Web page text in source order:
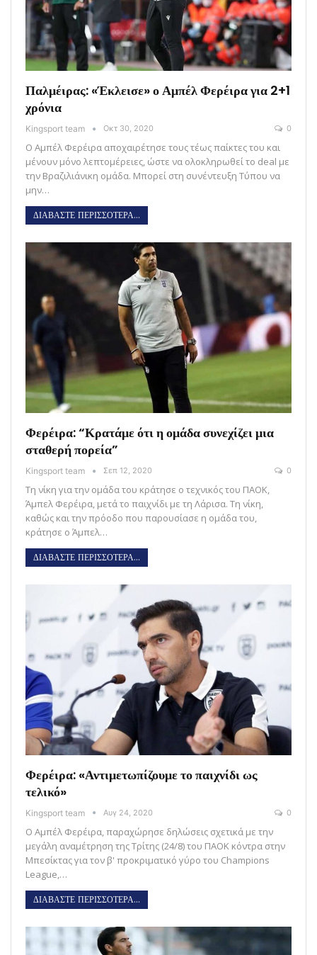
Παλμέιρας: «Έκλεισε» ο Αμπέλ Φερέιρα για 2+1
χρόνια
Kingsport team Οκτ 30, 2020 0
Ο Αμπέλ Φερέιρα αποχαιρέτησε τους τέως παίκτες του και
μένουν μόνο λεπτομέρειες, ώστε να ολοκληρωθεί το deal με
την Βραζιλιάνικη ομάδα. Μπορεί στη συνέντευξη Τύπου να
μην…
ΔΙΑΒΑΣΤΕ ΠΕΡΙΣΣΟΤΕΡΑ...
Φερέιρα: “Κρατάμε ότι η ομάδα συνεχίζει μια
σταθερή πορεία”
Kingsport team Σεπ 12, 2020 0
Τη νίκη για την ομάδα του κράτησε ο τεχνικός του ΠΑΟΚ,
Άμπελ Φερέιρα, μετά το παιχνίδι με τη Λάρισα. Τη νίκη,
καθώς και την πρόοδο που παρουσίασε η ομάδα του,
κράτησε ο Άμπελ…
ΔΙΑΒΑΣΤΕ ΠΕΡΙΣΣΟΤΕΡΑ...
Φερέιρα: «Αντιμετωπίζουμε το παιχνίδι ως
τελικό»
Kingsport team Αυγ 24, 2020 0
Ο Αμπέλ Φερέιρα, παραχώρησε δηλώσεις σχετικά με την
μεγάλη αναμέτρηση της Τρίτης (24/8) του ΠΑΟΚ κόντρα στην
Μπεσίκτας για τον β' προκριματικό γύρο του Champions
League,…
ΔΙΑΒΑΣΤΕ ΠΕΡΙΣΣΟΤΕΡΑ...